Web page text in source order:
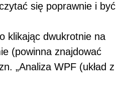
się poprawnie i być
klikając dwukrotnie na
(powinna znajdować
„Analiza WPF (układ z